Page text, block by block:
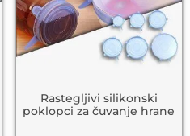
Rastegljivi silikonski
poklopci za čuvanje hrane